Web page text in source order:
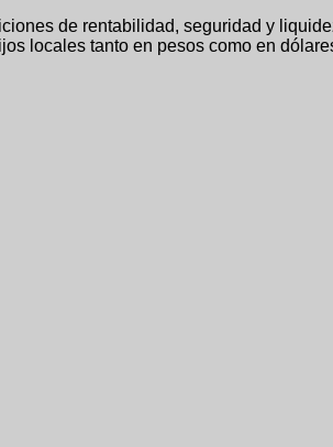
seguridad y liquidez.
locales tanto en pesos como en